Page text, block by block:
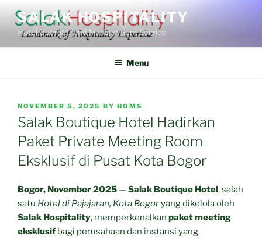
content
SALAK HOSPITALITY
Hotel Operator and Management Service
Menu
POSTED
ON
NOVEMBER 5, 2025 BY HOMS
Salak Boutique Hotel Hadirkan
Paket Private Meeting Room
Eksklusif di Pusat Kota Bogor
Bogor, November 2025 —Salak Boutique Hotel, salah
satu Hotel di Pajajaran, Kota Bogoryang dikelola oleh
Salak Hospitality, memperkenalkan paket meeting
eksklusif bagi perusahaan dan instansi yang